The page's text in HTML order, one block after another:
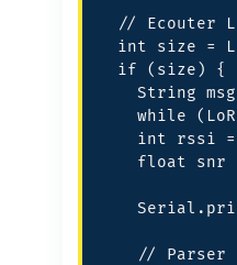
// Ecouter
int size =
  if (size) {
String
while
int rssi
float snr
// Parser